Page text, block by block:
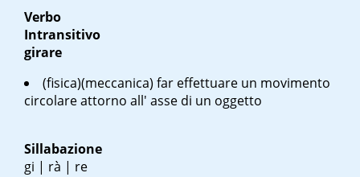
Verbo
Intransitivo
girare
(fisica)(meccanica) far effettuare un movimento
circolare attorno all' asse di un oggetto
Sillabazione
gi | rà | re